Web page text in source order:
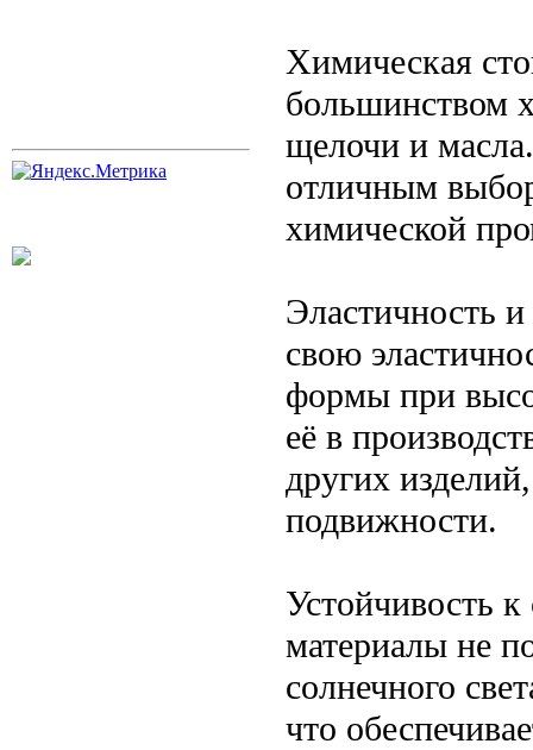
Химическая
большинством
щелочи и
отличным
химической
Эластичность
свою
формы при
её в
других
подвижности.
Устойчивость
материалы не
солнечного
что